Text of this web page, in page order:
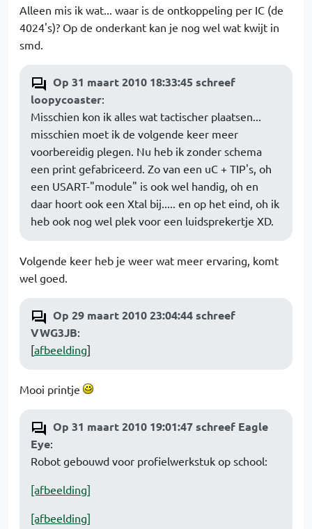
Alleen mis ik wat... waar is de ontkoppeling per IC (de
4024's)? Op de onderkant kan je nog wel wat kwijt in
smd.
Op 31 maart 2010 18:33:45 schreef
loopycoaster:
Misschien kon ik alles wat tactischer plaatsen...
misschien moet ik de volgende keer meer
voorbereidig plegen. Nu heb ik zonder schema
een print gefabriceerd. Zo van een uC + TIP's, oh
een USART-"module" is ook wel handig, oh en
daar hoort ook een Xtal bij..... en op het eind, oh ik
heb ook nog wel plek voor een luidsprekertje XD.
Volgende keer heb je weer wat meer ervaring, komt
wel goed.
Op 29 maart 2010 23:04:44 schreef
VWG3JB:
[afbeelding]
Mooi printje
Op 31 maart 2010 19:01:47 schreef Eagle
Eye:
Robot gebouwd voor profielwerkstuk op school:
[afbeelding]
[afbeelding]